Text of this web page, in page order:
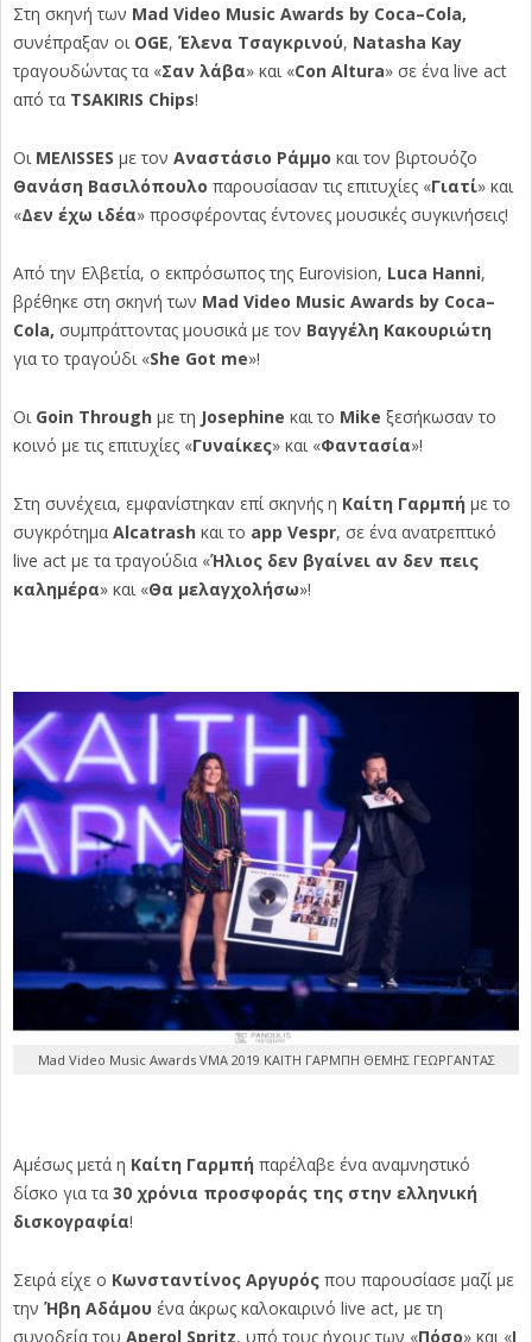
Στη σκηνή των Mad Video Music Awards by Coca–Cola,
συνέπραξαν οι OGE, Έλενα Τσαγκρινού, Νatasha Kay
τραγουδώντας τα «Σαν λάβα» και «Con Altura» σε ένα live act
από τα ΤSAKIRIS Chips!
Οι MEΛISSES με τον Αναστάσιο Ράμμο και τον βιρτουόζο
Θανάση Βασιλόπουλο παρουσίασαν τις επιτυχίες «Γιατί» και
«Δεν έχω ιδέα» προσφέροντας έντονες μουσικές συγκινήσεις!
Από την Ελβετία, ο εκπρόσωπος της Eurovision, Luca Hanni,
βρέθηκε στη σκηνή των Mad Video Music Awards by Coca–
Cola, συμπράττοντας μουσικά με τον Βαγγέλη Κακουριώτη
για το τραγούδι «She Got me»!
Οι Goin Through με τη Josephine και το Mike ξεσήκωσαν το
κοινό με τις επιτυχίες «Γυναίκες» και «Φαντασία»!
Στη συνέχεια, εμφανίστηκαν επί σκηνής η Kαίτη Γαρμπή με το
συγκρότημα Alcatrash και το app Vespr, σε ένα ανατρεπτικό
live act με τα τραγούδια «Ήλιος δεν βγαίνει αν δεν πεις
καλημέρα» και «Θα μελαγχολήσω»!
Mad Video Music Awards VMA 2019 ΚΑΙΤΗ ΓΑΡΜΠΗ ΘΕΜΗΣ ΓΕΩΡΓΑΝΤΑΣ
Αμέσως μετά η Καίτη Γαρμπή παρέλαβε ένα αναμνηστικό
δίσκο για τα 30 χρόνια προσφοράς της στην ελληνική
δισκογραφία!
Σειρά είχε ο Κωνσταντίνος Αργυρός που παρουσίασε μαζί με
την Ήβη Αδάμου ένα άκρως καλοκαιρινό live act, με τη
συνοδεία του Aperol Spritz, υπό τους ήχους των «Πόσο» και «Ι